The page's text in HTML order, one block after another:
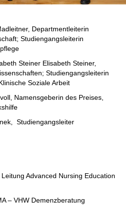
Departmentleiterin
Studiengangsleiterin
Steiner Elisabeth Steiner,
; Studiengangsleiterin
Soziale Arbeit
Namensgeberin des Preises,
Studiengangsleiter
Advanced Nursing Education
– VHW Demenzberatung